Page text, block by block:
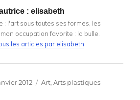
: elisabeth
: l'art sous toutes ses formes, les
occupation favorite : la bulle.
les articles par elisabeth
2012 Catégories
Art,Arts plastiques